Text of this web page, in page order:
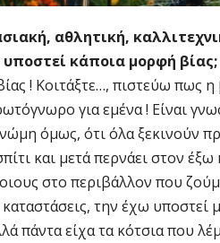
αθλητική,
κάποια μορφή βίας;
! Κοιτάξτε…, πιστεύω πως
για εμένα ! Είναι
όμως, ότι όλα ξεκινούν
και μετά περνάει στον
στο περιβάλλον που
την έχω υποστεί
πάντα είχα τα κότσια που